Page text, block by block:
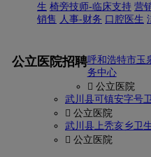
生 椅旁技师-临床支持 营
销售 人事-财务 口腔医生
公立医院招聘呼和浩特市玉
务中心
 公立医院
武川县可镇安字号
 公立医院
武川县上秃亥乡卫
 公立医院